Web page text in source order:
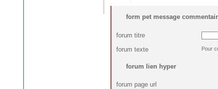
form pet message
forum titre
forum texte
Pour
forum lien hyper
forum page url